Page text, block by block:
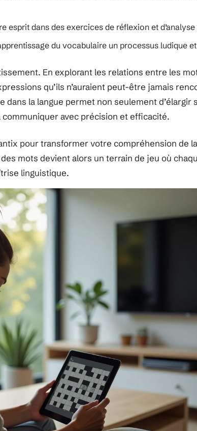
esprit dans des exercices de réflexion et
du vocabulaire un processus ludique
En explorant les relations entre les
qu’ils n’auraient peut-être jamais
la langue permet non seulement d’élargir
avec précision et efficacité.
pour transformer votre compréhension de
mots devient alors un terrain de jeu où
linguistique.